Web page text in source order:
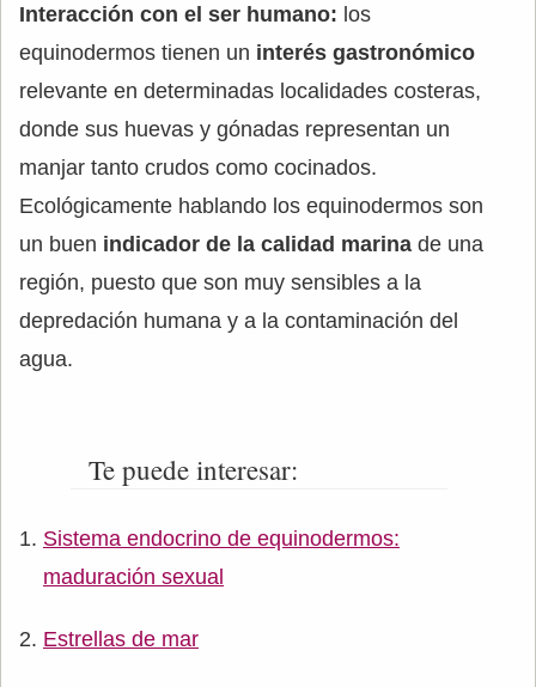
Interacción con el ser humano: los
equinodermos tienen un interés gastronómico
relevante en determinadas localidades costeras,
donde sus huevas y gónadas representan un
manjar tanto crudos como cocinados.
Ecológicamente hablando los equinodermos son
un buen indicador de la calidad marina de una
región, puesto que son muy sensibles a la
depredación humana y a la contaminación del
agua.
Te puede interesar:
Sistema endocrino de equinodermos:
maduración sexual
Estrellas de mar